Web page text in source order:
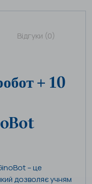
Відгуки (0)
+ 10
– це
дозволяє учням